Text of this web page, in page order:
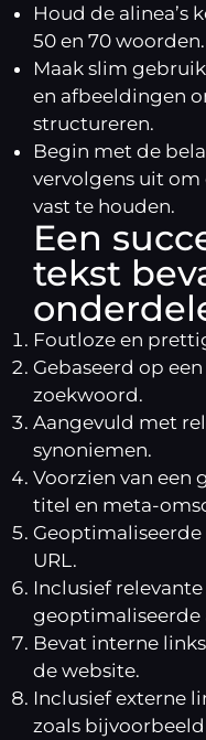
Houd de alinea’s
50 en 70 woorden.
Maak slim
en afbeeldingen
structureren.
Begin met de
vervolgens uit om
vast te houden.
Een
tekst
Foutloze en
Gebaseerd op
zoekwoord.
Aangevuld met
synoniemen.
Voorzien van een
titel en meta-
Geoptimaliseerde
URL.
Inclusief
geoptimaliseerde
Bevat interne
de website.
Inclusief externe
zoals